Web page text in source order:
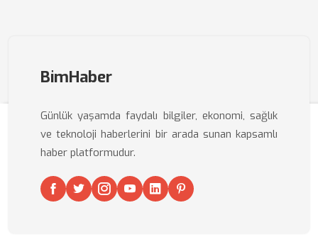
BimHaber
Günlük yaşamda faydalı bilgiler, ekonomi, sağlık
ve teknoloji haberlerini bir arada sunan kapsamlı
haber platformudur.